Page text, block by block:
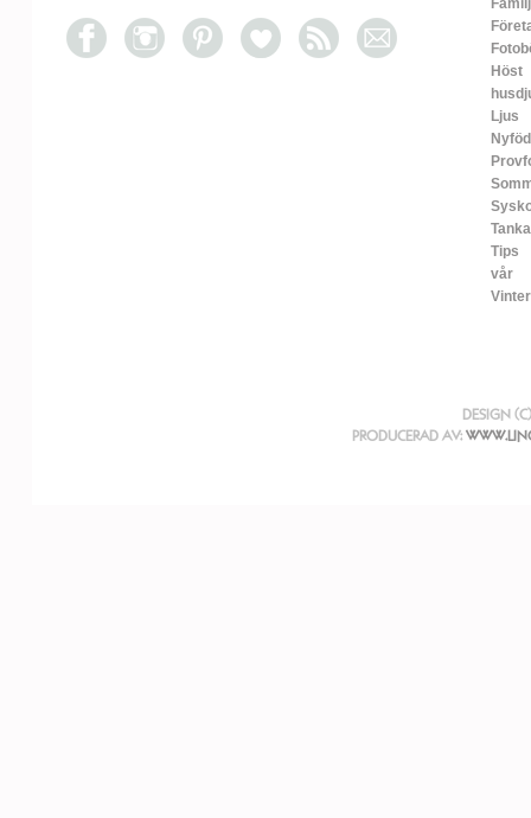
Familj
Höst
Ljus
Tips
vår
Vinter
DESIGN
PRODUCERAD AV: